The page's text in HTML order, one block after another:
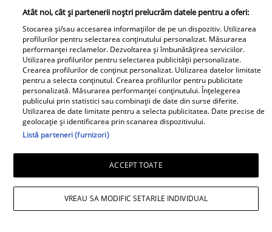
Mirabela Grădinaru, ținută rafinată la
întâlnirea cu Președinta Republicii
India. Apariția memorabilă a Primei
Doamne a României
Atât noi, cât și partenerii noștri prelucrăm datele pentru a oferi:
Stocarea și/sau accesarea informațiilor de pe un dispozitiv. Utilizarea
profilurilor pentru selectarea conținutului personalizat. Măsurarea
performanței reclamelor. Dezvoltarea și îmbunătățirea serviciilor.
Utilizarea profilurilor pentru selectarea publicității personalizate.
Crearea profilurilor de conținut personalizat. Utilizarea datelor limitate
pentru a selecta conținutul. Crearea profilurilor pentru publicitate
personalizată. Măsurarea performanței conținutului. Înțelegerea
publicului prin statistici sau combinații de date din surse diferite.
Utilizarea de date limitate pentru a selecta publicitatea. Date precise de
geolocație și identificarea prin scanarea dispozitivului.
Listă parteneri (furnizori)
ACCEPT TOATE
VREAU SA MODIFIC SETARILE INDIVIDUAL